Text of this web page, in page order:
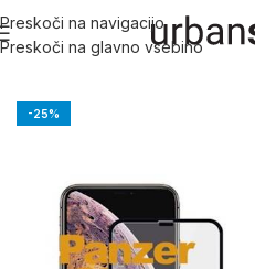
Preskoči na navigacijo
Preskoči na glavno vsebino
Domov/Apple/Apple iPhone X serija
-25%